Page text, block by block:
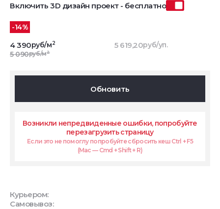
Включить 3D дизайн проект - бесплатно
-14%
4 390руб/м2
5 090руб/м2
5 619,20руб/уп.
Обновить
Возникли непредвиденные ошибки, попробуйте
перезагрузить страницу
Если это не помоглу попробуйте сбросить кеш Ctrl + F5
(Mac — Cmd + Shift + R)
Курьером:
Самовывоз: